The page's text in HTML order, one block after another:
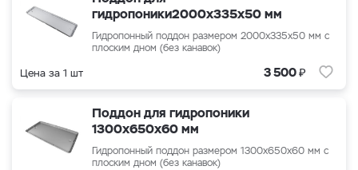
гидропоники2000x335x50 мм
Гидропонный поддон размером 2000x335x50 мм с
плоским дном (без канавок)
Цена за 1 шт 3 500₽
Поддон для гидропоники
1300x650x60 мм
Гидропонный поддон размером 1300x650x60 мм с
плоским дном (без канавок)